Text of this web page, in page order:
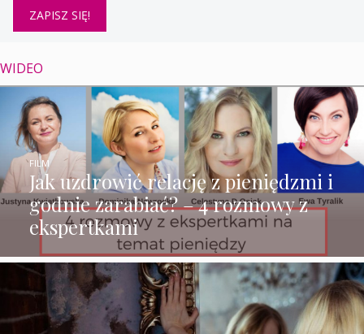
WIDEO
Jak uzdrowić relację z pieniędzmi i
godnie zarabiać? – 4 rozmowy z
ekspertkami
FILM